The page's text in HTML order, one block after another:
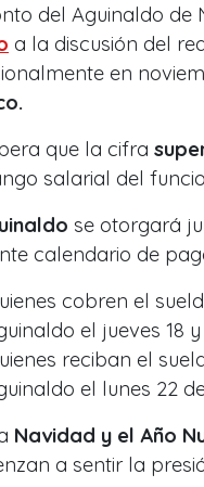
del Aguinaldo de
a la discusión del
en
que la cifra
salarial del
se otorgará
calendario de
cobren el
el jueves 18
reciban el
el lunes 22
Navidad y el Año
a sentir la